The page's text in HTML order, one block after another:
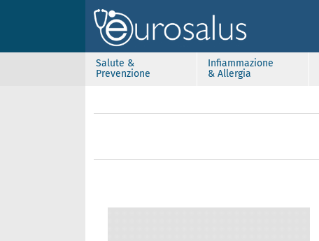
Salute &
Prevenzione
Infiammazione
& Allergia